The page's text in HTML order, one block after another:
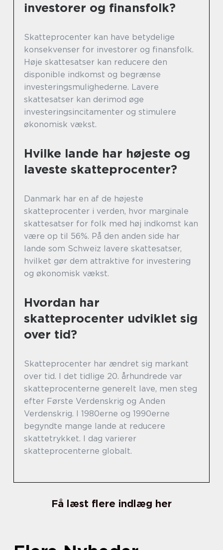
investorer og finansfolk?
Skatteprocenter kan have betydelige
konsekvenser for investorer og finansfolk.
Høje skattesatser kan reducere den
disponible indkomst og begrænse
investeringsmulighederne. Lavere
skattesatser kan derimod øge
investeringsincitamenter og stimulere
økonomisk vækst.
Hvilke lande har højeste og
laveste skatteprocenter?
Danmark har en af de højeste
skatteprocenter i verden, hvor marginale
skattesatser for folk med høj indkomst kan
være op til 56%. På den anden side har
lande som Schweiz lavere skattesatser,
hvilket gør dem attraktive for investering
og økonomisk vækst.
Hvordan har
skatteprocenter udviklet sig
over tid?
Skatteprocenter har ændret sig markant
over tid. I det tidlige 20. århundrede var
skatteprocenterne generelt lave, men steg
efter Første Verdenskrig og Anden
Verdenskrig. I 1980erne og 1990erne
begyndte mange lande at reducere
skattetrykket. I dag varierer
skatteprocenterne globalt.
Få læst flere indlæg her